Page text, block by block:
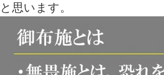
と思います。